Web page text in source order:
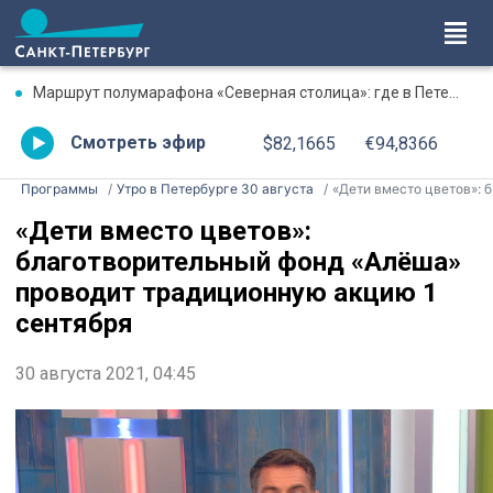
Маршрут полумарафона «Северная столица»: где в Петербурге будут перекрыты дороги 9 августа
Смотреть эфир $82,1665 €94,8366
Программы Утро в Петербурге 30 августа «Дети вместо цветов»: благотворительный фонд «Алёша» проводит традиционную акцию 1 сентября
«Дети вместо цветов»:
благотворительный фонд «Алёша»
проводит традиционную акцию 1
сентября
30 августа 2021, 04:45